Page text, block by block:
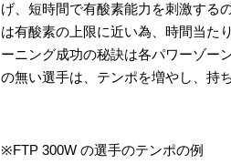
げ、短時間で有酸素能力を刺激する
は有酸素の上限に近い為、時間当た
ーニング成功の秘訣は各パワーゾー
の無い選手は、テンポを増やし、持
※FTP 300W の選手のテンポの例